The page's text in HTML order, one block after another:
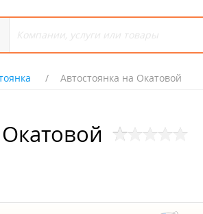
Автостоянка на Окатовой